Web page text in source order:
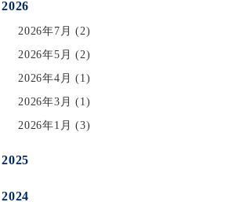
2026
2026年7月 (2)
2026年5月 (2)
2026年4月 (1)
2026年3月 (1)
2026年1月 (3)
2025
2024